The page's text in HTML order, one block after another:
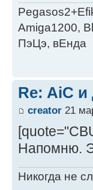
Amiga1200,
ПэЦэ, вЕнда
Re: AiC
creator 21
Напомню.
Никогда не